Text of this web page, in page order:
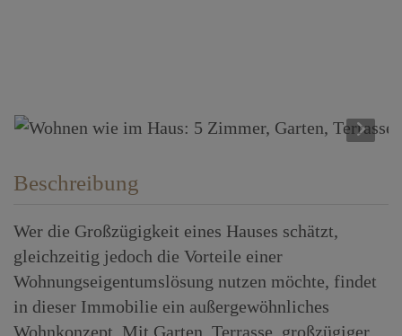
Beschreibung
Wer die Großzügigkeit eines Hauses schätzt,
gleichzeitig jedoch die Vorteile einer
Wohnungseigentumslösung nutzen möchte, findet
in dieser Immobilie ein außergewöhnliches
Wohnkonzept. Mit Garten, Terrasse, großzügiger